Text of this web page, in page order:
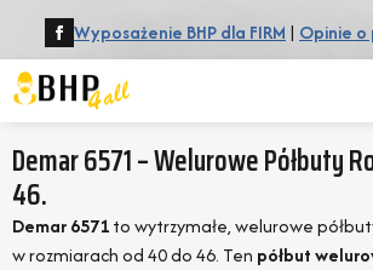
Wyposażenie BHP dla FIRM | Opinie o
Demar 6571 – Welurowe Półbuty
46.
Demar 6571to wytrzymałe, welurowe
w rozmiarach od 40 do 46. Ten półbut